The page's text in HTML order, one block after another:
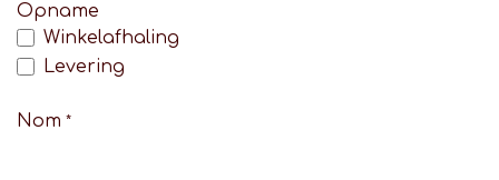
Opname
Winkelafhaling
Levering
Nom *